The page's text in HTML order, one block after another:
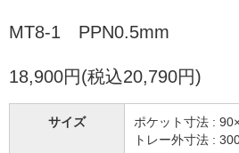
MT8-1 PPN0.5mm
18,900円(税込20,790円)
サイズ
ポケット寸法 :
トレー外寸法 :